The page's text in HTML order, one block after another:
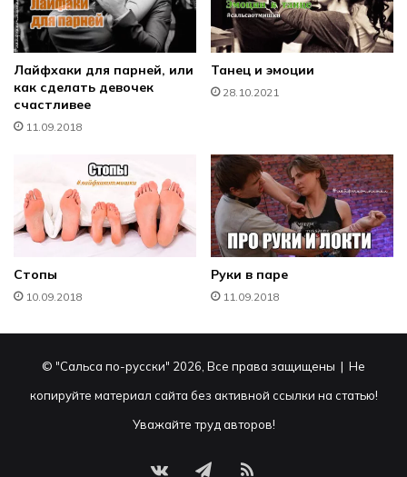
Лайфхаки для парней, или
как сделать девочек
счастливее
11.09.2018
Танец и эмоции
28.10.2021
Стопы
10.09.2018
Руки в паре
11.09.2018
© "Сальса по-русски" 2026, Все права защищены | Не
копируйте материал сайта без активной ссылки на статью!
Уважайте труд авторов!
vk.com Telegram